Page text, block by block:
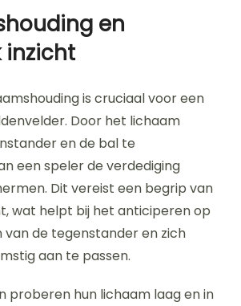
en
inzicht
is cruciaal voor een
Door het lichaam
en de bal te
een speler de verdediging
Dit vereist een begrip van
wat helpt bij het anticiperen op
van de tegenstander en zich
aan te passen.
proberen hun lichaam laag en in